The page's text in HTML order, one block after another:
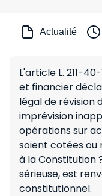
Actualité
L'article L. 211-
et financier
légal de révision
imprévision
opérations sur
soient cotées
à la Constitution
sérieuse, est
constitutionnel.